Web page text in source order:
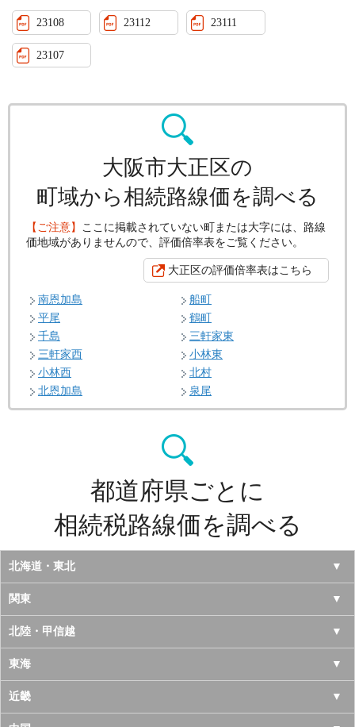
23108 23112 23111
23107
大阪市大正区の
町域から相続路線価を調べる
【ご注意】 ここに掲載されていない町または大字には、路線
価地域がありませんので、評価倍率表をご覧ください。
大正区の評価倍率表はこちら
南恩加島
船町
平尾
鶴町
千島
三軒家東
三軒家西
小林東
小林西
北村
北恩加島
泉尾
都道府県ごとに
相続税路線価を調べる
北海道・東北
北海道
青森県
岩手県
宮城県
関東
東京都
神奈川県
千葉県
北陸・甲信越
山梨県
長野県
東海
愛知県
近畿